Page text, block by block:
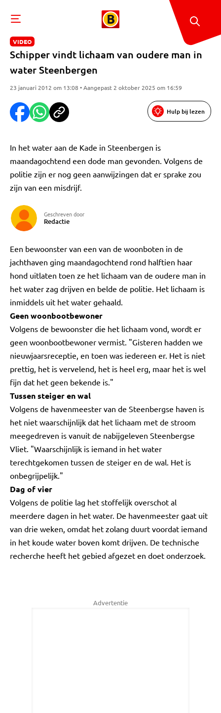
VIDEO
Schipper vindt lichaam van oudere man in
water Steenbergen
23 januari 2012 om 13:08 • Aangepast 2 oktober 2025 om 16:59
Hulp bij lezen
In het water aan de Kade in Steenbergen is
maandagochtend een dode man gevonden. Volgens de
politie zijn er nog geen aanwijzingen dat er sprake zou
zijn van een misdrijf.
Geschreven door
Redactie
Een bewoonster van een van de woonboten in de
jachthaven ging maandagochtend rond halftien haar
hond uitlaten toen ze het lichaam van de oudere man in
het water zag drijven en belde de politie. Het lichaam is
inmiddels uit het water gehaald.
Geen woonbootbewoner
Volgens de bewoonster die het lichaam vond, wordt er
geen woonbootbewoner vermist. "Gisteren hadden we
nieuwjaarsreceptie, en toen was iedereen er. Het is niet
prettig, het is vervelend, het is heel erg, maar het is wel
fijn dat het geen bekende is."
Tussen steiger en wal
Volgens de havenmeester van de Steenbergse haven is
het niet waarschijnlijk dat het lichaam met de stroom
meegedreven is vanuit de nabijgeleven Steenbergse
Vliet. "Waarschijnlijk is iemand in het water
terechtgekomen tussen de steiger en de wal. Het is
onbegrijpelijk."
Dag of vier
Volgens de politie lag het stoffelijk overschot al
meerdere dagen in het water. De havenmeester gaat uit
van drie weken, omdat het zolang duurt voordat iemand
in het koude water boven komt drijven. De technische
recherche heeft het gebied afgezet en doet onderzoek.
Advertentie